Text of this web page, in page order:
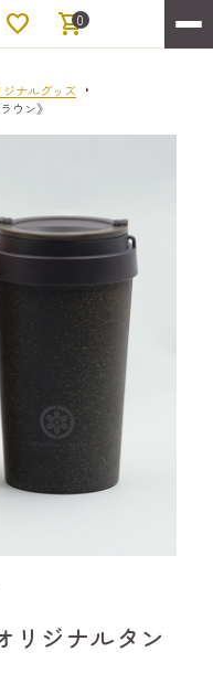
favorite shopping_cart
0
ジナルグッズ
ウン》
リジナルタン